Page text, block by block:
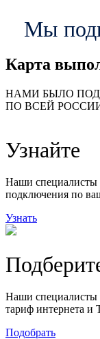
Мы
Карта
НАМИ БЫЛО
ПО ВСЕЙ
29
Узнайте
Наши специалисты
подключения по
Узнать
Наши специалисты
тариф интернета и
Подобрать